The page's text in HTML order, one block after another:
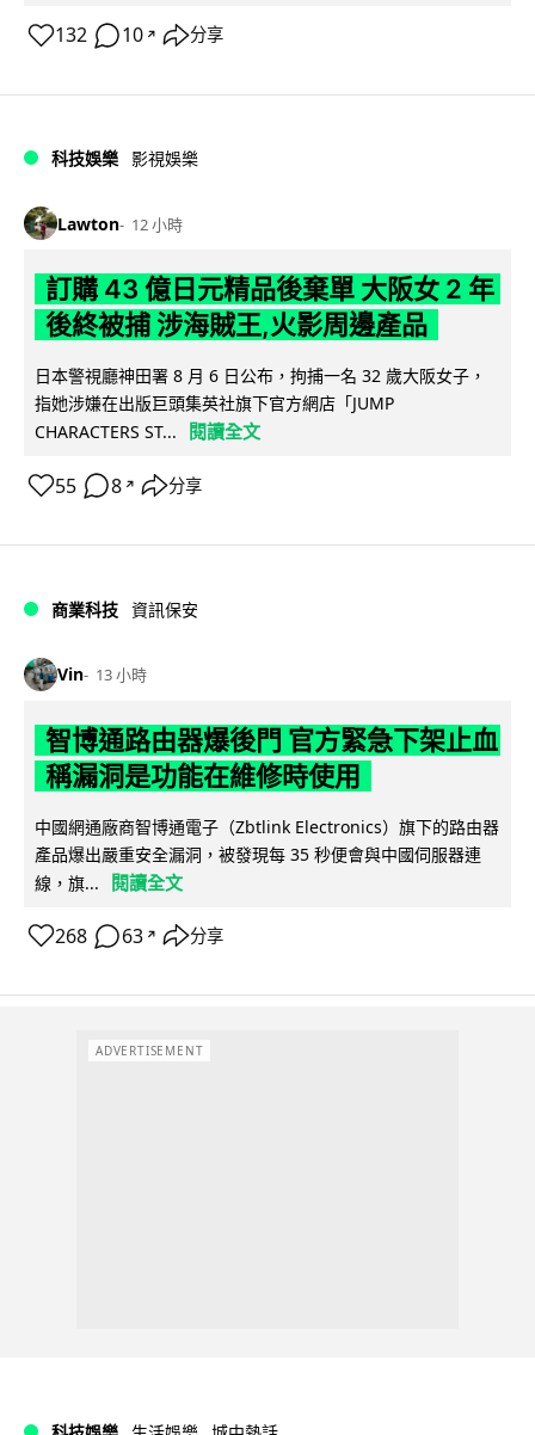
132 10 ↗ 分享
科技娛樂 影視娛樂
Lawton 12 小時
訂購 43 億日元精品後棄單 大阪女 2 年
後終被捕 涉海賊王,火影周邊產品
日本警視廳神田署 8 月 6 日公布，拘捕一名 32 歲大阪女子，
指她涉嫌在出版巨頭集英社旗下官方網店「JUMP
CHARACTERS ST...
閱讀全文
55 8 ↗ 分享
商業科技 資訊保安
Vin 13 小時
智博通路由器爆後門 官方緊急下架止血
稱漏洞是功能在維修時使用
中國網通廠商智博通電子（Zbtlink Electronics）旗下的路由器
產品爆出嚴重安全漏洞，被發現每 35 秒便會與中國伺服器連
線，旗...
閱讀全文
268 63 ↗ 分享
ADVERTISEMENT